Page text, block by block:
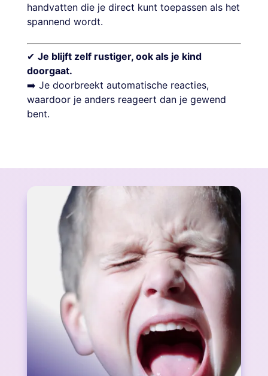
handvatten die je direct kunt toepassen als het
spannend wordt.
✔ Je blijft zelf rustiger, ook als je kind
doorgaat.
➡️ Je doorbreekt automatische reacties,
waardoor je anders reageert dan je gewend
bent.